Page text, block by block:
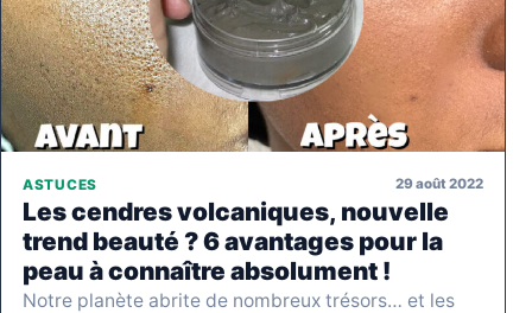
ASTUCES 29 août 2022
Les cendres volcaniques, nouvelle
trend beauté ? 6 avantages pour la
peau à connaître absolument !
Notre planète abrite de nombreux trésors… et les